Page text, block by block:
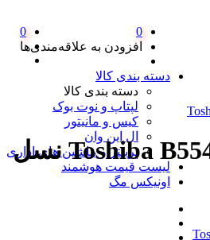
0
افزودن به علاقه‌مندی‌ها
0
دسته بندی کالا
دسته بندی کالا
لپتاپ و نوت بوک
کیس و مانیتور
ال این وان
پرینتر و ماشین های اداری
لیست قیمت هوشمند
اونیکس مگ
لپتاپ استوکToshiba B554 نسل